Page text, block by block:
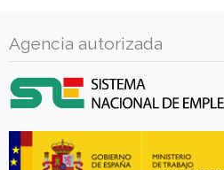
Agencia autorizada